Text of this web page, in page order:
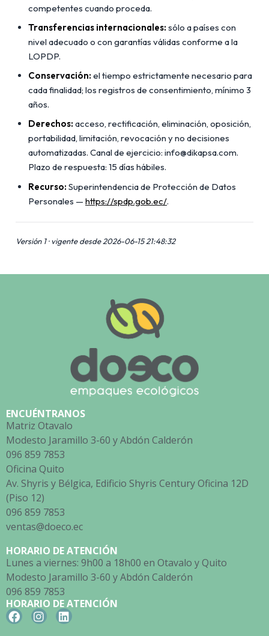
competentes cuando proceda.
Transferencias internacionales: sólo a países con
nivel adecuado o con garantías válidas conforme a la
LOPDP.
Conservación: el tiempo estrictamente necesario para
cada finalidad; los registros de consentimiento, mínimo 3
años.
Derechos: acceso, rectificación, eliminación, oposición,
portabilidad, limitación, revocación y no decisiones
automatizadas. Canal de ejercicio: info@dikapsa.com.
Plazo de respuesta: 15 días hábiles.
Recurso: Superintendencia de Protección de Datos
Personales — https://spdp.gob.ec/.
Versión 1 · vigente desde 2026-06-15 21:48:32
ENCUÉNTRANOS
Matriz Otavalo
Modesto Jaramillo 3-60 y Abdón Calderón
096 859 7853
Oficina Quito
Av. Shyris y Bélgica, Edificio Shyris Century Oficina 12D
(Piso 12)
096 859 7853
ventas@doeco.ec
HORARIO DE ATENCIÓN
Lunes a viernes: 9h00 a 18h00 en Otavalo y Quito
Modesto Jaramillo 3-60 y Abdón Calderón
096 859 7853
HORARIO DE ATENCIÓN